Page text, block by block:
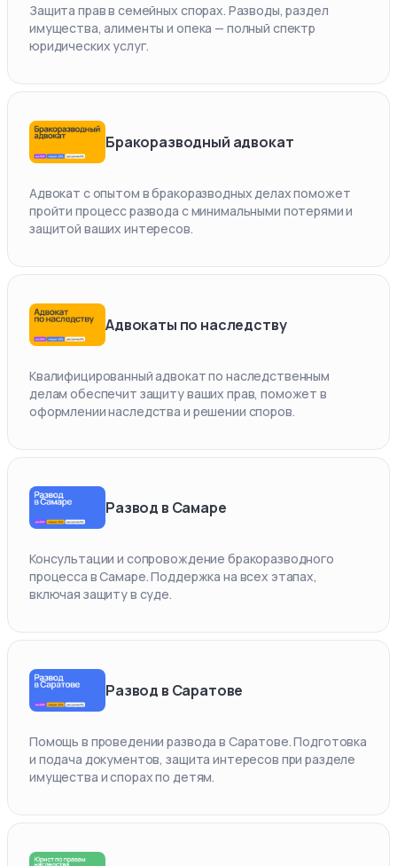
Защита прав в семейных спорах. Разводы, раздел
имущества, алименты и опека — полный спектр
юридических услуг.
Бракоразводный адвокат
Адвокат с опытом в бракоразводных делах поможет
пройти процесс развода с минимальными потерями и
защитой ваших интересов.
Адвокаты по наследству
Квалифицированный адвокат по наследственным
делам обеспечит защиту ваших прав, поможет в
оформлении наследства и решении споров.
Развод в Самаре
Консультации и сопровождение бракоразводного
процесса в Самаре. Поддержка на всех этапах,
включая защиту в суде.
Развод в Саратове
Помощь в проведении развода в Саратове. Подготовка
и подача документов, защита интересов при разделе
имущества и спорах по детям.